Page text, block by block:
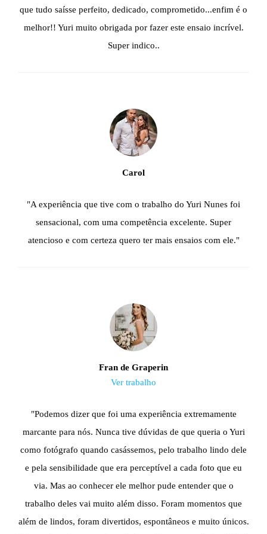
que tudo saísse perfeito, dedicado, comprometido...enfim é o
melhor!! Yuri muito obrigada por fazer este ensaio incrível.
Super indico..
"A experiência que tive com o trabalho do Yuri Nunes foi
sensacional, com uma competência excelente. Super
atencioso e com certeza quero ter mais ensaios com ele."
Carol
"Podemos dizer que foi uma experiência extremamente
marcante para nós. Nunca tive dúvidas de que queria o Yuri
como fotógrafo quando casássemos, pelo trabalho lindo dele
e pela sensibilidade que era perceptível a cada foto que eu
via. Mas ao conhecer ele melhor pude entender que o
trabalho deles vai muito além disso. Foram momentos que
além de lindos, foram divertidos, espontâneos e muito únicos.
Fran de Graperin
Ver trabalho